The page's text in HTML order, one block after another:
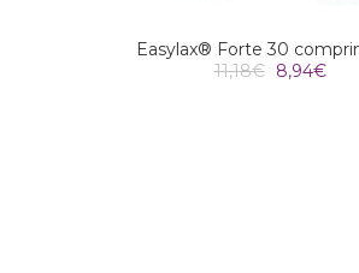
Easylax® Forte 30
11,18€ O
8,94€O